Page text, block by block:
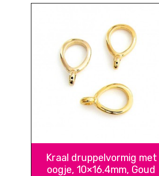
Kraal druppelvormig met
oogje, 10×16.4mm, Goud